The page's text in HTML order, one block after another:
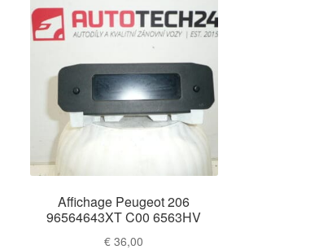
Affichage Peugeot 206
96564643XT C00 6563HV
€ 36,00